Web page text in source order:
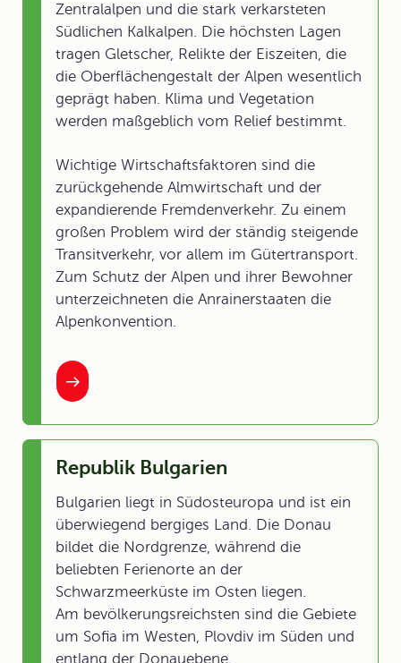
Zentralalpen und die stark verkarsteten
Südlichen Kalkalpen. Die höchsten Lagen
tragen Gletscher, Relikte der Eiszeiten, die
die Oberflächengestalt der Alpen wesentlich
geprägt haben. Klima und Vegetation
werden maßgeblich vom Relief bestimmt.
Wichtige Wirtschaftsfaktoren sind die
zurückgehende Almwirtschaft und der
expandierende Fremdenverkehr. Zu einem
großen Problem wird der ständig steigende
Transitverkehr, vor allem im Gütertransport.
Zum Schutz der Alpen und ihrer Bewohner
unterzeichneten die Anrainerstaaten die
Alpenkonvention.
Republik Bulgarien
Bulgarien liegt in Südosteuropa und ist ein
überwiegend bergiges Land. Die Donau
bildet die Nordgrenze, während die
beliebten Ferienorte an der
Schwarzmeerküste im Osten liegen.
Am bevölkerungsreichsten sind die Gebiete
um Sofia im Westen, Plovdiv im Süden und
entlang der Donauebene.